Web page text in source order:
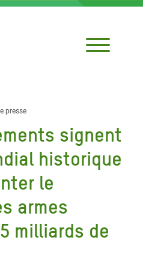
presse
signent
historique
le
armes
milliards de